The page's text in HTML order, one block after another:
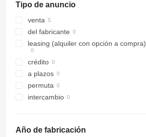
Tipo de anuncio
venta
del fabricante
leasing (alquiler con opción a compra)
crédito
a plazos
permuta
intercambio
Año de fabricación